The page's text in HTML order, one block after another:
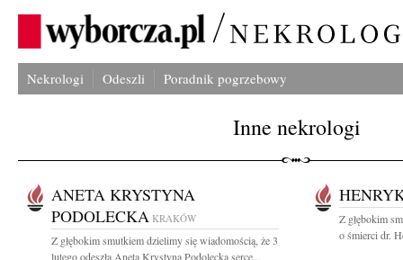
Nekrologi Odeszli Poradnik pogrzebowy
Inne nekrologi
ANETA KRYSTYNA
PODOLECKA KRAKÓW
Z głębokim smutkiem dzielimy się wiadomością, że 3
lutego odeszła Aneta Krystyna Podolecka serce...
Z głębokim
o śmierci dr.